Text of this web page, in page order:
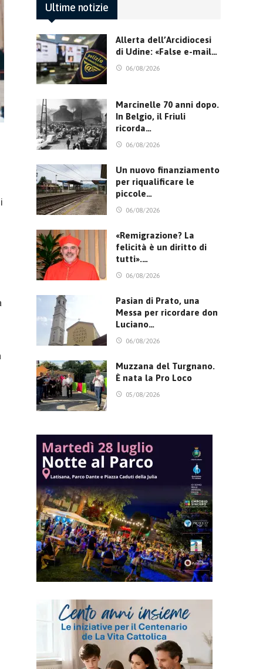
Ultime notizie
Allerta dell’Arcidiocesi
di Udine: «False e-mail…
06/08/2026
Marcinelle 70 anni dopo.
In Belgio, il Friuli
ricorda…
06/08/2026
Un nuovo finanziamento
per riqualificare le
piccole…
06/08/2026
«Remigrazione? La
felicità è un diritto di
tutti».…
06/08/2026
Pasian di Prato, una
Messa per ricordare don
Luciano…
06/08/2026
Muzzana del Turgnano.
È nata la Pro Loco
05/08/2026